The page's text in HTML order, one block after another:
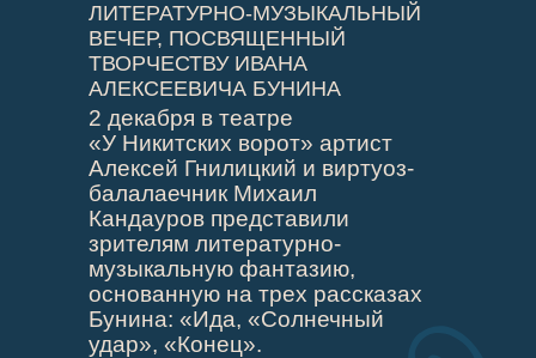
2 декабря в театре
«У Никитских ворот» артист
Алексей Гнилицкий и виртуоз-
балалаечник Михаил
Кандауров представили
зрителям литературно-
музыкальную фантазию,
основанную на трех рассказах
Бунина: «Ида, «Солнечный
удар», «Конец».
ЛИТЕРАТУРНО-МУЗЫКАЛЬНЫЙ
ВЕЧЕР, ПОСВЯЩЕННЫЙ
ТВОРЧЕСТВУ ИВАНА
АЛЕКСЕЕВИЧА БУНИНА